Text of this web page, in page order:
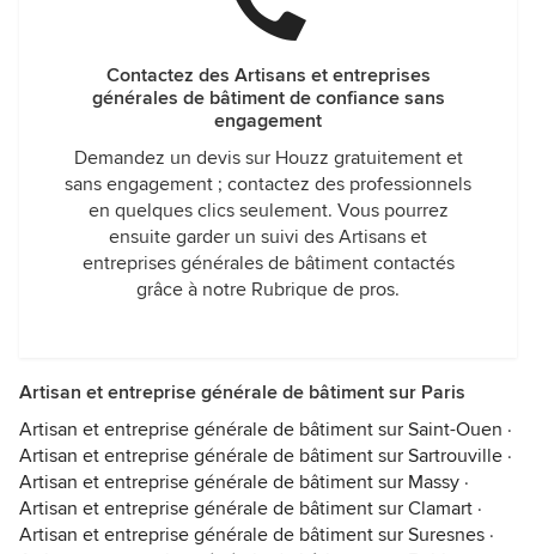
Contactez des Artisans et entreprises
générales de bâtiment de confiance sans
engagement
Demandez un devis sur Houzz gratuitement et
sans engagement ; contactez des professionnels
en quelques clics seulement. Vous pourrez
ensuite garder un suivi des Artisans et
entreprises générales de bâtiment contactés
grâce à notre Rubrique de pros.
Artisan et entreprise générale de bâtiment sur Paris
Artisan et entreprise générale de bâtiment sur Saint-Ouen ·
Artisan et entreprise générale de bâtiment sur Sartrouville ·
Artisan et entreprise générale de bâtiment sur Massy ·
Artisan et entreprise générale de bâtiment sur Clamart ·
Artisan et entreprise générale de bâtiment sur Suresnes ·